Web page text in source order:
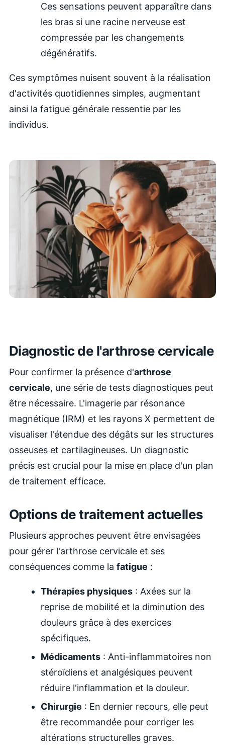
Ces sensations peuvent apparaître dans
les bras si une racine nerveuse est
compressée par les changements
dégénératifs.
Ces symptômes nuisent souvent à la réalisation
d'activités quotidiennes simples, augmentant
ainsi la fatigue générale ressentie par les
individus.
Diagnostic de l'arthrose cervicale
Pour confirmer la présence d'arthrose
cervicale, une série de tests diagnostiques peut
être nécessaire. L'imagerie par résonance
magnétique (IRM) et les rayons X permettent de
visualiser l'étendue des dégâts sur les structures
osseuses et cartilagineuses. Un diagnostic
précis est crucial pour la mise en place d'un plan
de traitement efficace.
Options de traitement actuelles
Plusieurs approches peuvent être envisagées
pour gérer l'arthrose cervicale et ses
conséquences comme la fatigue :
Thérapies physiques : Axées sur la
reprise de mobilité et la diminution des
douleurs grâce à des exercices
spécifiques.
Médicaments : Anti-inflammatoires non
stéroïdiens et analgésiques peuvent
réduire l'inflammation et la douleur.
Chirurgie : En dernier recours, elle peut
être recommandée pour corriger les
altérations structurelles graves.